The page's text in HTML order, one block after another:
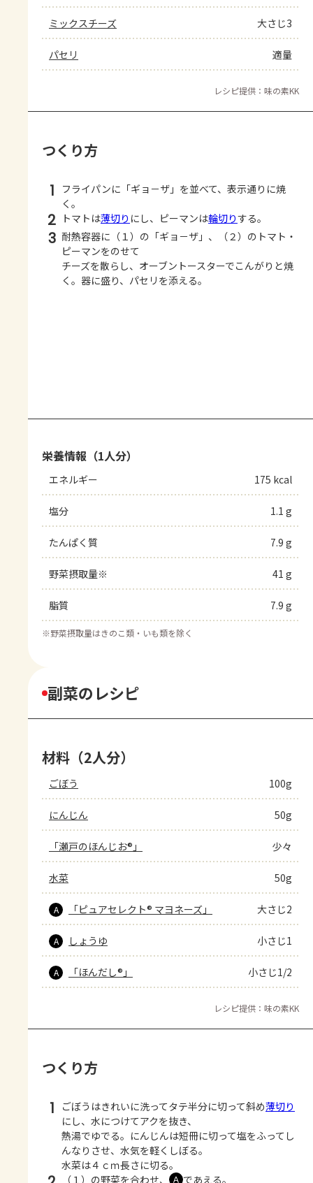
ミックスチーズ 大さじ3
パセリ 適量
レシピ提供：味の素KK
つくり方
1
フライパンに「ギョ－ザ」を並べて、表示通りに焼
く。
2 トマトは薄切り にし、ピーマンは輪切りする。
3 耐熱容器に（１）の「ギョ－ザ」、（２）のトマト・
ピーマンをのせて
チーズを散らし、オーブントースターでこんがりと焼
く。器に盛り、パセリを添える。
栄養情報（1人分）
エネルギー 175 kcal
塩分 1.1 g
たんぱく質 7.9 g
野菜摂取量※ 41 g
脂質 7.9 g
※野菜摂取量はきのこ類・いも類を除く
副菜のレシピ
材料（2人分）
ごぼう 100g
にんじん 50g
「瀬戸のほんじお®」 少々
水菜 50g
A 「ピュアセレクト® マヨネーズ」 大さじ2
A しょうゆ 小さじ1
A 「ほんだし®」 小さじ1/2
レシピ提供：味の素KK
つくり方
1 ごぼうはきれいに洗ってタテ半分に切って斜め薄切り
にし、水につけてアクを抜き、
熱湯でゆでる。にんじんは短冊に切って塩をふってし
んなりさせ、水気を軽くしぼる。
水菜は４ｃｍ長さに切る。
（１）の野菜を合わせ、 Ａ であえる。